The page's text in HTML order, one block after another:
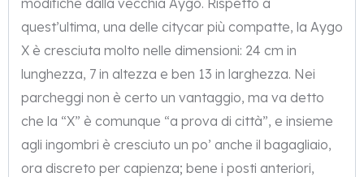
quest’ultima, una delle citycar più compatte, la Aygo
X è cresciuta molto nelle dimensioni: 24 cm in
lunghezza, 7 in altezza e ben 13 in larghezza. Nei
parcheggi non è certo un vantaggio, ma va detto
che la “X” è comunque “a prova di città”, e insieme
agli ingombri è cresciuto un po’ anche il bagagliaio,
ora discreto per capienza; bene i posti anteriori,